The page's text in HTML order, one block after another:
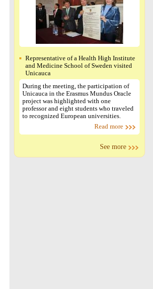
Representative of a Health High Institute
and Medicine School of Sweden visited
Unicauca
During the meeting, the participation of
Unicauca in the Erasmus Mundus Oracle
project was highlighted with one
professor and eight students who traveled
to recognized European universities.
Read more
See more